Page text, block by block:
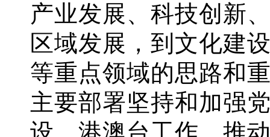
产业发展、科技创新
区域发展，到文化建
等重点领域的思路和
主要部署坚持和加强